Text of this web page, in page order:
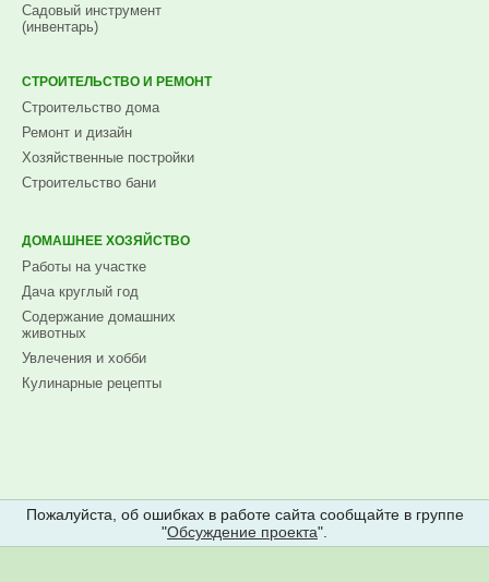
Садовый инструмент
(инвентарь)
СТРОИТЕЛЬСТВО И РЕМОНТ
Строительство дома
Ремонт и дизайн
Хозяйственные постройки
Строительство бани
ДОМАШНЕЕ ХОЗЯЙСТВО
Работы на участке
Дача круглый год
Содержание домашних
животных
Увлечения и хобби
Кулинарные рецепты
Пожалуйста, об ошибках в работе сайта сообщайте в группе
"Обсуждение проекта".